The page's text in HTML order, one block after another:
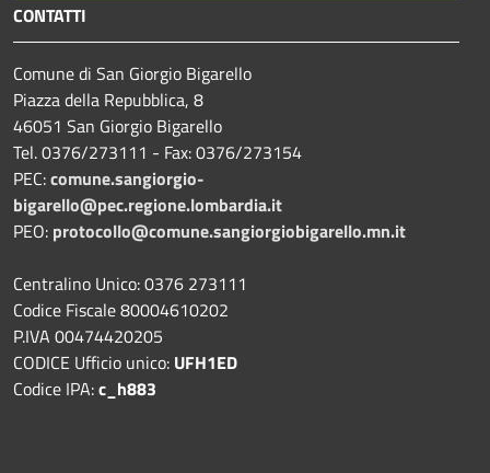
CONTATTI
Comune di San Giorgio Bigarello
Piazza della Repubblica, 8
46051 San Giorgio Bigarello
Tel. 0376/273111 - Fax: 0376/273154
PEC:comune.sangiorgio-
bigarello@pec.regione.lombardia.it
PEO: protocollo@comune.sangiorgiobigarello.mn.it
Centralino Unico: 0376 273111
Codice Fiscale 80004610202
P.IVA 00474420205
CODICE Ufficio unico: UFH1ED
Codice IPA:c_h883